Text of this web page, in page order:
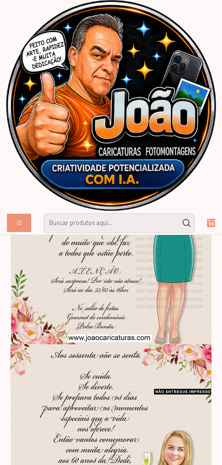
Caricaturas Personalizadas | João Caricaturas Convites
Convites Digitais Personalizados
Caricaturas convite aniversário mulher senhora tema floral flores
champanhe taça elagante fina convidando rica dama loira requintado
moderno sofisticado desenho rosto linda email zap30 40 50 60 anos